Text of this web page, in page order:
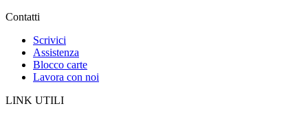
Contatti
Scrivici
Assistenza
Blocco carte
Lavora con noi
LINK UTILI